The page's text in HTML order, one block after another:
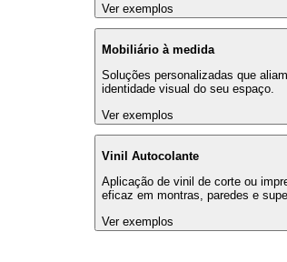
Ver exemplos
Mobiliário à medida
Soluções personalizadas que
identidade visual do seu espaço.
Ver exemplos
Vinil Autocolante
Aplicação de vinil de corte ou
eficaz em montras, paredes e
Ver exemplos